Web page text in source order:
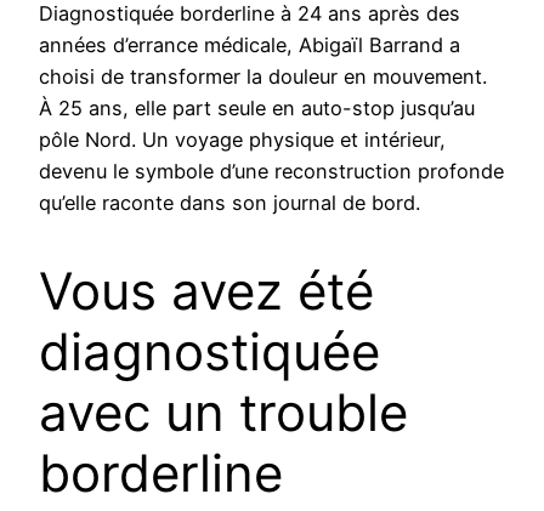
Diagnostiquée borderline à 24 ans après des
années d’errance médicale, Abigaïl Barrand a
choisi de transformer la douleur en mouvement.
À 25 ans, elle part seule en auto-stop jusqu’au
pôle Nord. Un voyage physique et intérieur,
devenu le symbole d’une reconstruction profonde
qu’elle raconte dans son journal de bord.
Vous avez été
diagnostiquée
avec un trouble
borderline